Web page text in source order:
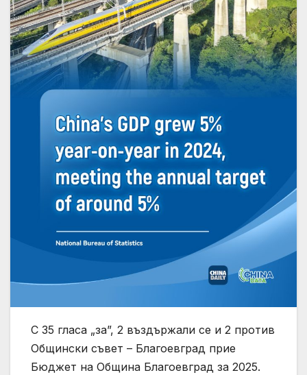
С 35 гласа „за”, 2 въздържали се и 2 против
Общински съвет – Благоевград прие
Бюджет на Община Благоевград за 2025.